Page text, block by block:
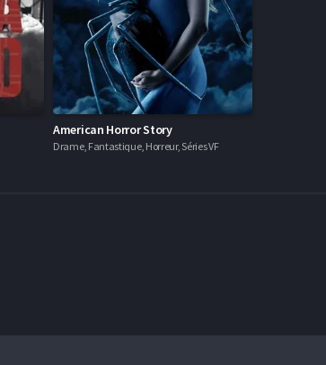
American Horror Story
Drame, Fantastique, Horreur, Séries VF